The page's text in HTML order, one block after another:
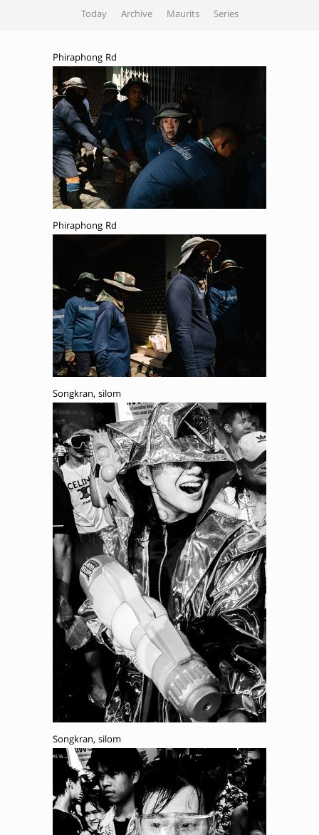
Today Archive Maurits Series
Phiraphong Rd
Phiraphong Rd
Songkran, silom
Songkran, silom